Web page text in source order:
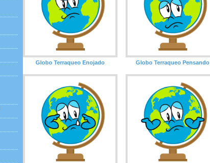
Globo Terraqueo Enojado Globo Terraqueo Pensando